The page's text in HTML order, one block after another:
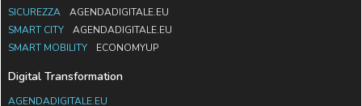
SICUREZZA
AGENDADIGITALE.EU
SMART CITY
AGENDADIGITALE.EU
SMART MOBILITY
ECONOMYUP
Digital Transformation
AGENDADIGITALE.EU